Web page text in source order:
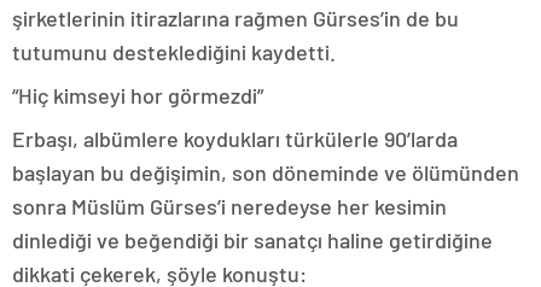
şirketlerinin itirazlarına rağmen Gürses’in de bu
tutumunu desteklediğini kaydetti.
“Hiç kimseyi hor görmezdi”
Erbaşı, albümlere koydukları türkülerle 90’larda
başlayan bu değişimin, son döneminde ve ölümünden
sonra Müslüm Gürses’i neredeyse her kesimin
dinlediği ve beğendiği bir sanatçı haline getirdiğine
dikkati çekerek, şöyle konuştu: